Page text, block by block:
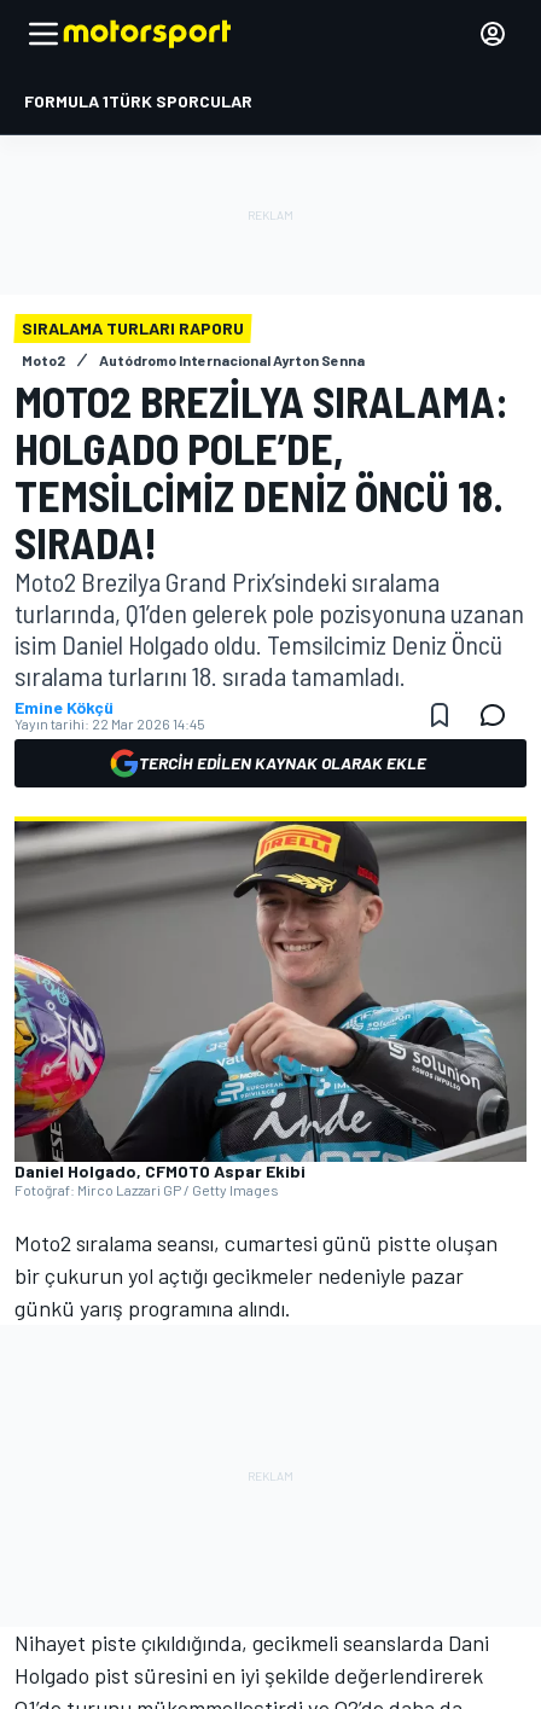
FORMULA 1TÜRK SPORCULAR
SIRALAMA TURLARI RAPORU
Moto2 Autódromo Internacional Ayrton Senna
MOTO2 BREZILYA SIRALAMA:
HOLGADO POLE’DE,
TEMSILCIMIZ DENIZ ÖNCÜ 18.
SIRADA!
Moto2 Brezilya Grand Prix’sindeki sıralama
turlarında, Q1’den gelerek pole pozisyonuna uzanan
isim Daniel Holgado oldu. Temsilcimiz Deniz Öncü
sıralama turlarını 18. sırada tamamladı.
Emine Kökçü
Yayın tarihi: 22 Mar 2026 14:45
TERCIH EDILEN KAYNAK OLARAK EKLE
Daniel Holgado, CFMOTO Aspar Ekibi
Fotoğraf: Mirco Lazzari GP / Getty Images
Moto2 sıralama seansı, cumartesi günü pistte oluşan
bir çukurun yol açtığı gecikmeler nedeniyle pazar
günkü yarış programına alındı.
Nihayet piste çıkıldığında, gecikmeli seanslarda Dani
Holgado pist süresini en iyi şekilde değerlendirerek